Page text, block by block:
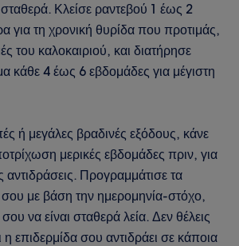
Κλείσε ραντεβού 1 έως 2
για τη χρονική θυρίδα που προτιμάς,
του καλοκαιριού, και διατήρησε
κάθε 4 έως 6 εβδομάδες για μέγιστη
ή μεγάλες βραδινές εξόδους, κάνε
μερικές εβδομάδες πριν, για
αντιδράσεις. Προγραμμάτισε τα
με βάση την ημερομηνία-στόχο,
να είναι σταθερά λεία. Δεν θέλεις
η επιδερμίδα σου αντιδράει σε κάποια